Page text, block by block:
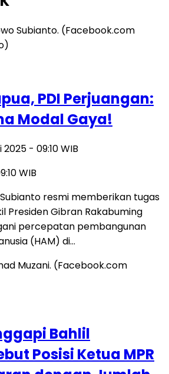
PDI Perjuangan:
Modal Gaya!
2025 - 09:10 WIB
WIB
Subianto resmi memberikan tugas
Presiden Gibran Rakabuming
percepatan pembangunan
(HAM) di…
Bahlil
Posisi Ketua MPR